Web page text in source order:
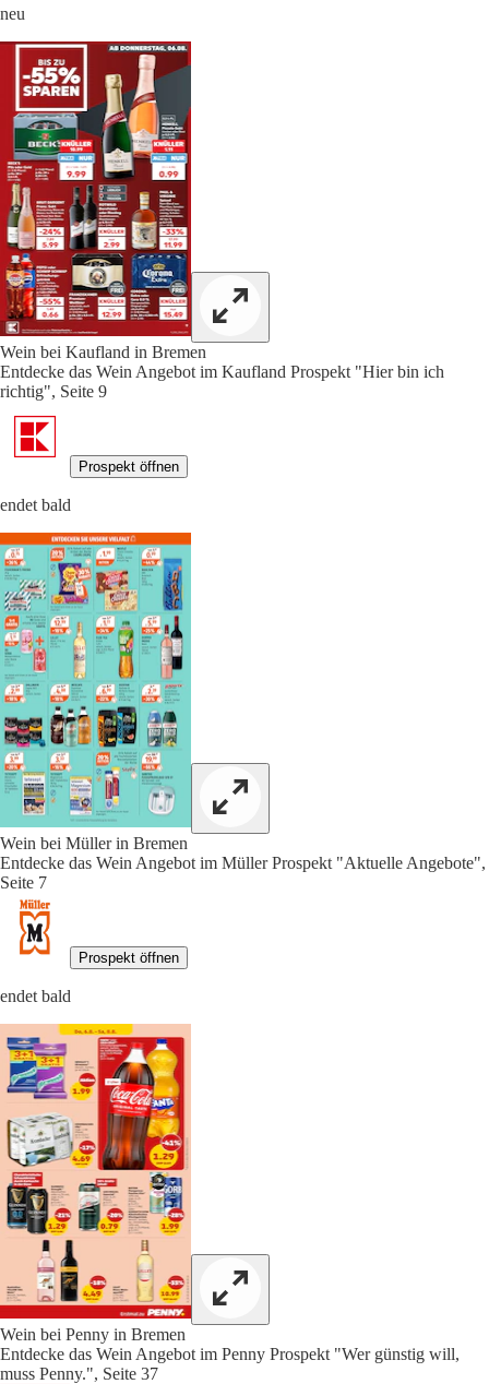
neu
Wein bei Kaufland in Bremen
Entdecke das Wein Angebot im Kaufland Prospekt "Hier bin ich
richtig", Seite 9
Prospekt öffnen
endet bald
Wein bei Müller in Bremen
Entdecke das Wein Angebot im Müller Prospekt "Aktuelle Angebote",
Seite 7
Prospekt öffnen
endet bald
Wein bei Penny in Bremen
Entdecke das Wein Angebot im Penny Prospekt "Wer günstig will,
muss Penny.", Seite 37